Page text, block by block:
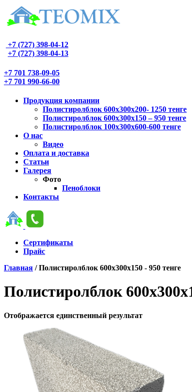
+7 (727) 398-04-12
+7 (727) 398-04-13
+7 701 738-09-05
+7 701 990-66-00
Продукция компании
Полистиролблок 600х300х200- 1250 тенге
Полистиролблок 600х300х150 – 950 тенге
Полистиролблок 100x300x600-600 тенге
О нас
Видео
Оплата и доставка
Статьи
Галерея
Фото
Пеноблоки
Контакты
Сертификаты
Прайс
Главная / Полистиролблок 600х300х150 - 950 тенге
Полистиролблок
Отображается единственный результат